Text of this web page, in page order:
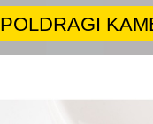
POLDRAGI